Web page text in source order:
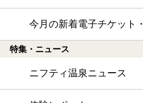
今月の新着電子チケット
特集・ニュース
ニフティ温泉ニュース